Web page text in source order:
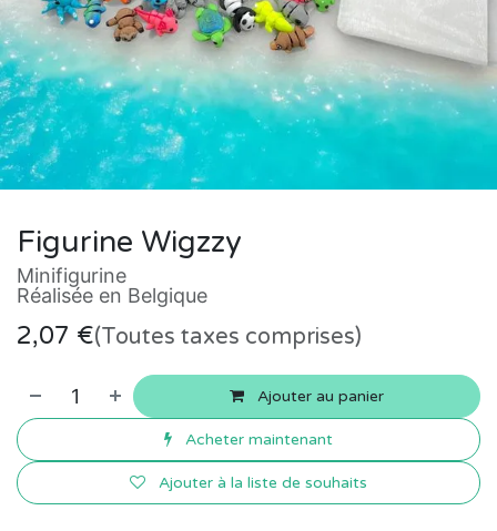
Figurine Wigzzy
Minifigurine
Réalisée en Belgique
2,07 €(Toutes taxes comprises)
Ajouter au panier
Acheter maintenant
Ajouter à la liste de souhaits